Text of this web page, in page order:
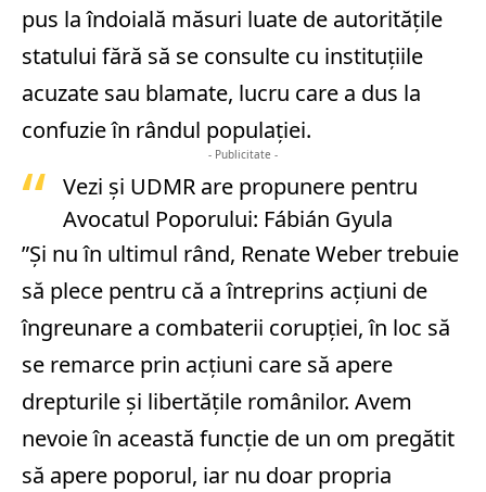
pus la îndoială măsuri luate de autorităţile
statului fără să se consulte cu instituţiile
acuzate sau blamate, lucru care a dus la
confuzie în rândul populaţiei.
- Publicitate -
Vezi și UDMR are propunere pentru
Avocatul Poporului: Fábián Gyula
”Şi nu în ultimul rând, Renate Weber trebuie
să plece pentru că a întreprins acţiuni de
îngreunare a combaterii corupţiei, în loc să
se remarce prin acţiuni care să apere
drepturile şi libertăţile românilor. Avem
nevoie în această funcţie de un om pregătit
să apere poporul, iar nu doar propria